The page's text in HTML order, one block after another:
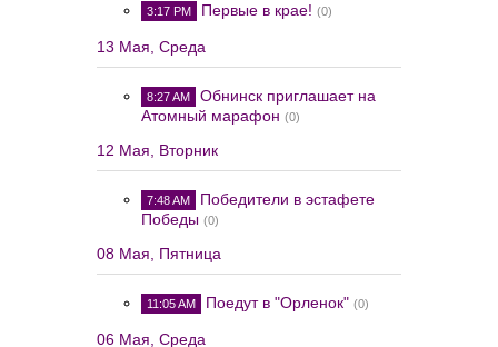
3:17 PM Первые в крае! (0)
13 Мая, Среда
8:27 AM
Обнинск приглашает на
Атомный марафон (0)
12 Мая, Вторник
7:48 AM
Победители в эстафете
Победы (0)
08 Мая, Пятница
11:05 AM Поедут в "Орленок" (0)
06 Мая, Среда